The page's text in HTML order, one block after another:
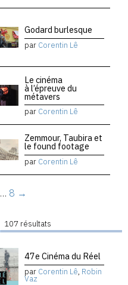
Godard burlesque
par Corentin Lê
Le cinéma
à l’épreuve du
métavers
par Corentin Lê
Zemmour, Taubira et
le found footage
par Corentin Lê
… 8 →
107 résultats
47e Cinéma du Réel
par Corentin Lê, Robin
Vaz